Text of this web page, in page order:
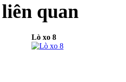
quan
Lò xo 8